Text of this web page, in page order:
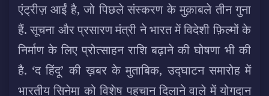
एंट्रीज़ आईं है, जो पिछले संस्करण के मुक़ाबले तीन गुना
हैं. सूचना और प्रसारण मंत्री ने भारत में विदेशी फ़िल्मों के
निर्माण के लिए प्रोत्साहन राशि बढ़ाने की घोषणा भी की
है. ‘द हिंदू’ की ख़बर के मुताबिक, उद्घाटन समारोह में
भारतीय सिनेमा को विशेष पहचान दिलाने वाले में योगदान